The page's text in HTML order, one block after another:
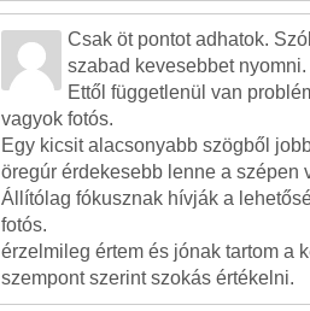
Csak öt pontot adhatok.
szabad kevesebbet nyomni.
Ettől függetlenül van
vagyok fotós.
Egy kicsit alacsonyabb szögből
öregúr érdekesebb lenne a szépen
Állítólag fókusznak hívják a
fotós.
érzelmileg értem és jónak tartom a
szempont szerint szokás értékelni.